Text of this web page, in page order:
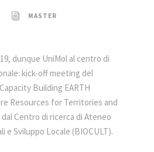
MASTER
dunque UniMol al centro di
kick-off meeting del
Building EARTH
Resources for Territories and
Centro di ricerca di Ateneo
e Sviluppo Locale (BIOCULT).